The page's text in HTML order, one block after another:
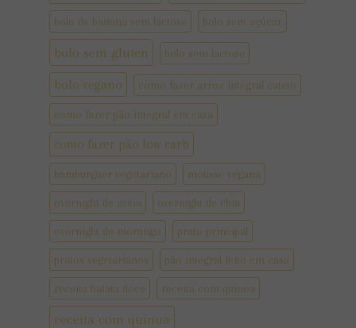
bolo de banana sem lactose bolo sem açúcar
bolo sem gluten bolo sem lactose
bolo vegano como fazer arroz integral cateto
como fazer pão integral em casa
como fazer pão low carb
hamburguer vegetariano mousse vegana
overnight de aveia overnight de chia
overnight de morango prato principal
pratos vegetarianos pão integral feito em casa
receita batata doce receita com quinoa
receita com quinua